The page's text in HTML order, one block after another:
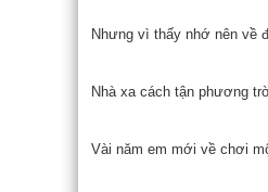
Nhưng vì thấy nhớ nên về
Nhà xa cách tận phương
Vài năm em mới về chơi